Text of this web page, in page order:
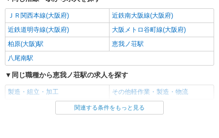
ＪＲ関西本線(大阪府)
近鉄南大阪線(大阪府)
近鉄道明寺線(大阪府)
大阪メトロ谷町線(大阪府)
柏原(大阪)駅
恵我ノ荘駅
八尾南駅
同じ職種から恵我ノ荘駅の求人を探す
製造・組立・加工 その他軽作業・製造・物流
同じ雇用形態から恵我ノ荘駅の求人を探す
関連する条件をもっと見る